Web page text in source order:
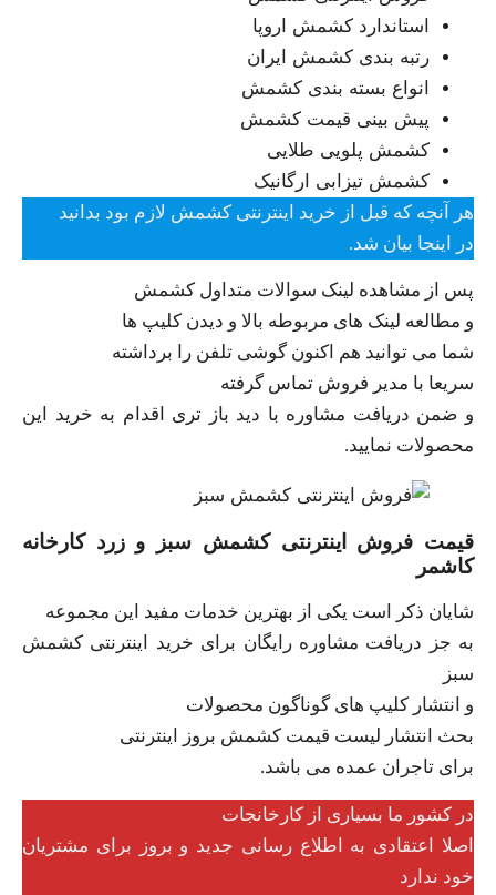
استاندارد کشمش اروپا
رتبه بندی کشمش ایران
انواع بسته بندی کشمش
پیش بینی قیمت کشمش
کشمش پلویی طلایی
کشمش تیزابی ارگانیک
هر آنچه که قبل از خرید اینترنتی کشمش لازم بود بدانید
در اینجا بیان شد.
پس از مشاهده لینک سوالات متداول کشمش
و مطالعه لینک های مربوطه بالا و دیدن کلیپ ها
شما می توانید هم اکنون گوشی تلفن را برداشته
سریعا با مدیر فروش تماس گرفته
و ضمن دریافت مشاوره با دید باز تری اقدام به خرید این
محصولات نمایید.
قیمت فروش اینترنتی کشمش سبز و زرد کارخانه
کاشمر
شایان ذکر است یکی از بهترین خدمات مفید این مجموعه
به جز دریافت مشاوره رایگان برای خرید اینترنتی کشمش
سبز
و انتشار کلیپ های گوناگون محصولات
بحث انتشار لیست قیمت کشمش بروز اینترنتی
برای تاجران عمده می باشد.
در کشور ما بسیاری از کارخانجات
اصلا اعتقادی به اطلاع رسانی جدید و بروز برای مشتریان
خود ندارد